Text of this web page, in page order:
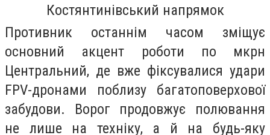
Костянтинівський напрямок
Противник останнім часом зміщує
основний акцент роботи по мкрн
Центральний, де вже фіксувалися удари
FPV-дронами поблизу багатоповерхової
забудови. Ворог продовжує полювання
не лише на техніку, а й на будь-яку